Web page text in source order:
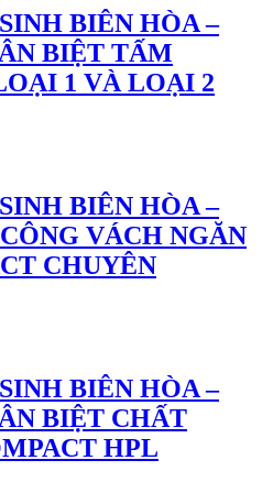
BIÊN HÒA –
BIỆT TẤM
1 VÀ LOẠI 2
BIÊN HÒA –
VÁCH NGĂN
CHUYÊN
BIÊN HÒA –
BIỆT CHẤT
HPL